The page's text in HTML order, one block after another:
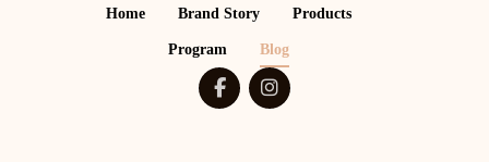
Home Brand Story Products
Program Blog